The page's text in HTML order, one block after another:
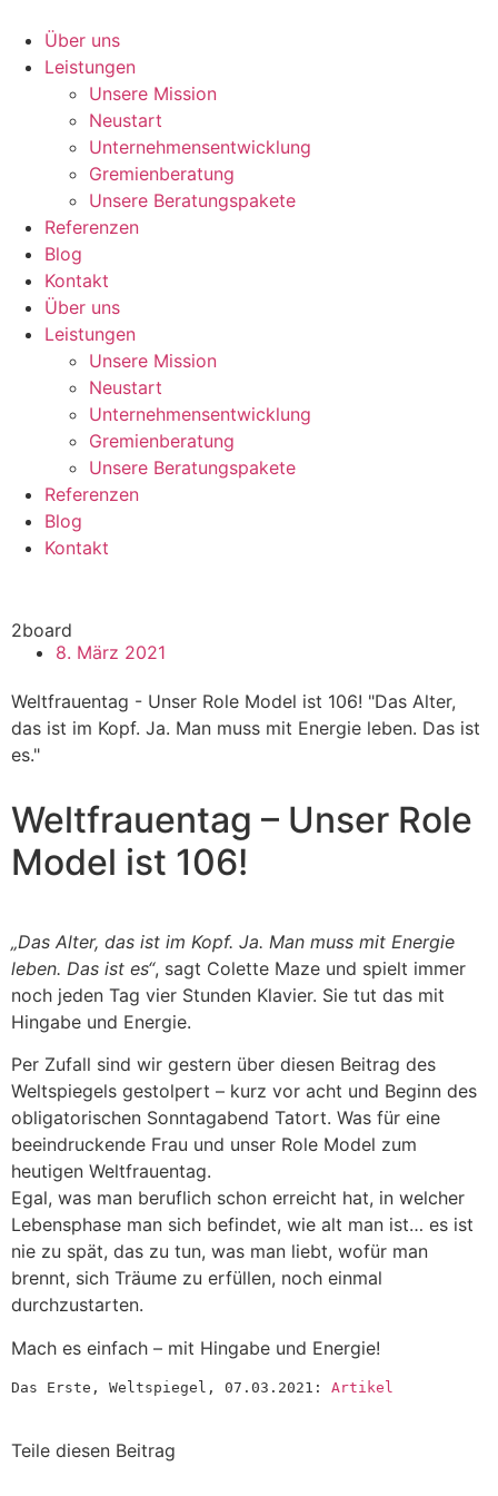
Über uns
Leistungen
Unsere Mission
Neustart
Unternehmensentwicklung
Gremienberatung
Unsere Beratungspakete
Referenzen
Blog
Kontakt
Über uns
Leistungen
Unsere Mission
Neustart
Unternehmensentwicklung
Gremienberatung
Unsere Beratungspakete
Referenzen
Blog
Kontakt
2board
8. März 2021
Weltfrauentag - Unser Role Model ist 106! "Das Alter,
das ist im Kopf. Ja. Man muss mit Energie leben. Das ist
es."
Weltfrauentag – Unser Role
Model ist 106!
„Das Alter, das ist im Kopf. Ja. Man muss mit Energie
leben. Das ist es“, sagt Colette Maze und spielt immer
noch jeden Tag vier Stunden Klavier. Sie tut das mit
Hingabe und Energie.
Per Zufall sind wir gestern über diesen Beitrag des
Weltspiegels gestolpert – kurz vor acht und Beginn des
obligatorischen Sonntagabend Tatort. Was für eine
beeindruckende Frau und unser Role Model zum
heutigen Weltfrauentag.
Egal, was man beruflich schon erreicht hat, in welcher
Lebensphase man sich befindet, wie alt man ist… es ist
nie zu spät, das zu tun, was man liebt, wofür man
brennt, sich Träume zu erfüllen, noch einmal
durchzustarten.
Mach es einfach – mit Hingabe und Energie!
Das Erste, Weltspiegel, 07.03.2021: Artikel
Teile diesen Beitrag